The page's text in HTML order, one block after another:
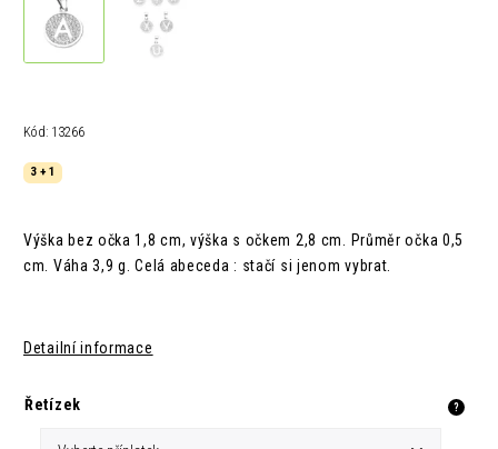
Kód: 13266
3 + 1
Výška bez očka 1,8 cm, výška s očkem 2,8 cm. Průměr očka 0,5
cm. Váha 3,9 g. Celá abeceda : stačí si jenom vybrat.
Detailní informace
Řetízek ?